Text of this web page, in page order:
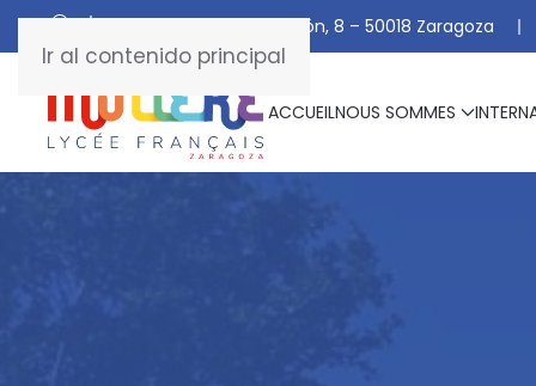
Ir al contenido principal
C/ De Manuel Marraco Ramón, 8 – 50018 Zaragoza
ACCUEILNOUS SOMMES